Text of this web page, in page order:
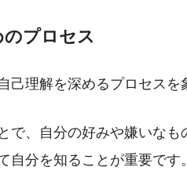
プロセス
己理解を深めるプロセスを
で、自分の好みや嫌いな
自分を知ることが重要です。